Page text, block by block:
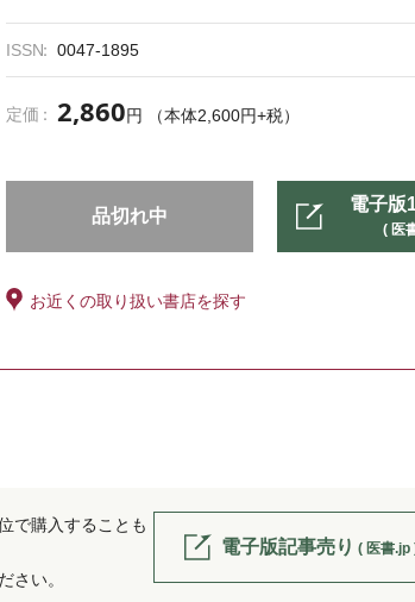
ップも求められていくでしょう。
に、よりよい教育を実現したいと願う、すべての教員
ISSN 0047-1895
定価 2,860円 （本体2,600円+税）
品切れ中
電子版
( 医
お近くの取り扱い書店を探す
で購入することも
さい。
電子版記事売り ( 医書.jp